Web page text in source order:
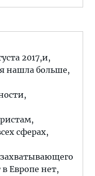
2017,и,
нашла больше,
сферах,
Европе нет,